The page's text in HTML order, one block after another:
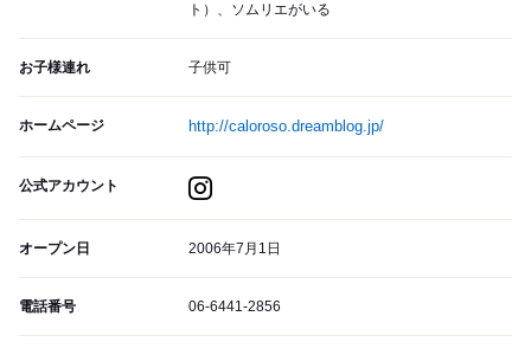
ト）、ソムリエがいる
お子様連れ 子供可
ホームページ http://caloroso.dreamblog.jp/
公式アカウント
オープン日 2006年7月1日
電話番号 06-6441-2856